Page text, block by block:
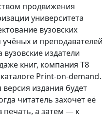
продвижения
университета
вузовских
и преподавателей
вузовские издатели
книг, компания Т8
Print-on-demand.
издания будет
читатель захочет её
печать, а затем — к